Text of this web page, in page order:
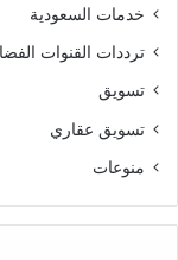
خدمات السعودية
ترددات القنوات
تسويق
تسويق عقاري
منوعات